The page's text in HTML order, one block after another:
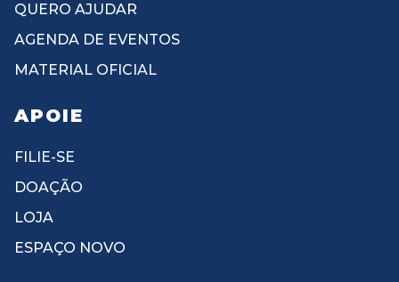
QUERO AJUDAR
AGENDA DE EVENTOS
MATERIAL OFICIAL
APOIE
FILIE-SE
DOAÇÃO
LOJA
ESPAÇO NOVO